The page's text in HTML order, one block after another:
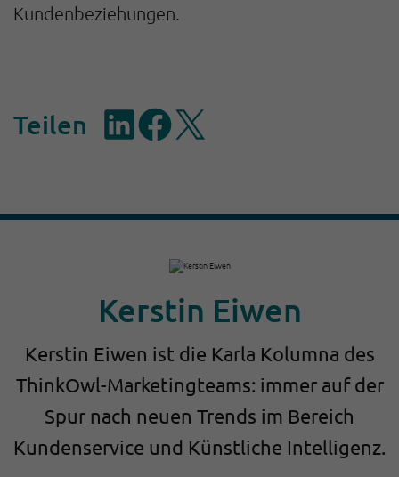
Kundenbeziehungen.
Teilen
Kerstin Eiwen
Kerstin Eiwen ist die Karla Kolumna des
ThinkOwl-Marketingteams: immer auf der
Spur nach neuen Trends im Bereich
Kundenservice und Künstliche Intelligenz.